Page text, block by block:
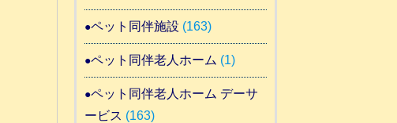
ペット同伴施設 (163)
ペット同伴老人ホーム (1)
ペット同伴老人ホーム デーサ
ービス (163)